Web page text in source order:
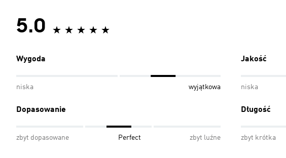
5.0
Wygoda
niska wyjątkowa
Jakość
niska
Dopasowanie
zbyt dopasowane Perfect zbyt luźne
Długość
zbyt krótka